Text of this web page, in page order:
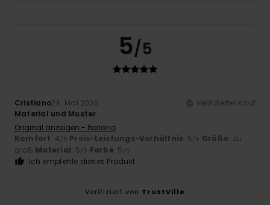
5/5
Cristiano24. Mai 2026
Verifizierter Kauf
Material und Muster
Original anzeigen - Italiano
Komfort: 4/5 Preis-Leistungs-Verhältnis: 5/5 Größe: Zu
groß Material: 5/5 Farbe: 5 /5
Ich empfehle dieses Produkt
Verifiziert von TrustVille